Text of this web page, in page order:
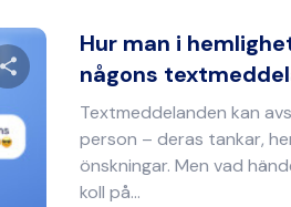
Dela denna artikel
Hur man i
någons
Textmeddelanden kan
person – deras tankar,
önskningar. Men vad
koll på...